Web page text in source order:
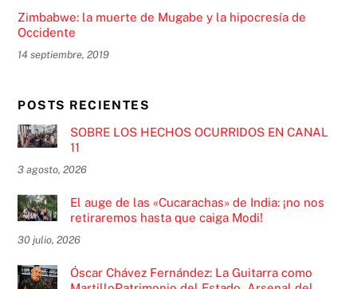
Zimbabwe: la muerte de Mugabe y la hipocresía de
Occidente
14 septiembre, 2019
POSTS RECIENTES
SOBRE LOS HECHOS OCURRIDOS EN CANAL
11
3 agosto, 2026
El auge de las «Cucarachas» de India: ¡no nos
retiraremos hasta que caiga Modi!
30 julio, 2026
Óscar Chávez Fernández: La Guitarra como